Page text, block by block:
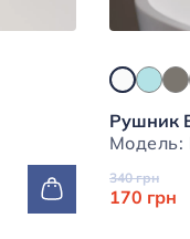
Рушник
340 грн
170 грн